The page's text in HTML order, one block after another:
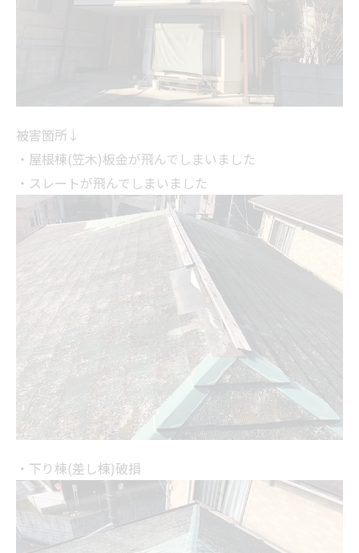
被害箇所↓
・屋根棟(笠木)板金が飛んでしまいました
・スレートが飛んでしまいました
・下り棟(差し棟)破損